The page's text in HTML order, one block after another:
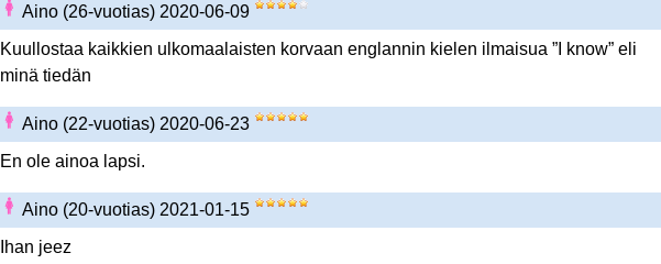
Aino (26-vuotias) 2020-06-09
Kuullostaa kaikkien ulkomaalaisten korvaan englannin kielen ilmaisua ”I know” eli
minä tiedän
Aino (22-vuotias) 2020-06-23
En ole ainoa lapsi.
Aino (20-vuotias) 2021-01-15
Ihan jeez